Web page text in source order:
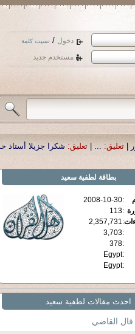
دخول / نسيت كلمة
مستخدم جديد
جزيلا أستاذ حمد الحمد .أكرمكم الله .|
بطاقة لطفية سعيد
:
2008-10-30
:
113
:
2,357,731
:
3,703
:
378
:
Egypt
:
Egypt
احدث مقالات لطفية سعيد
قال القاضي